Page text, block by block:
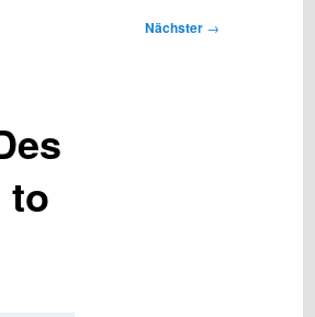
Nächster →
to